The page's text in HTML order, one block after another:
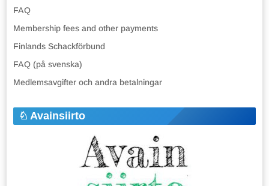
FAQ
Membership fees and other payments
Finlands Schackförbund
FAQ (på svenska)
Medlemsavgifter och andra betalningar
Avainsiirto